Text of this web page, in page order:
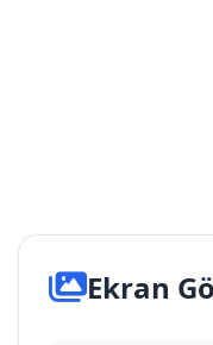
Ekran